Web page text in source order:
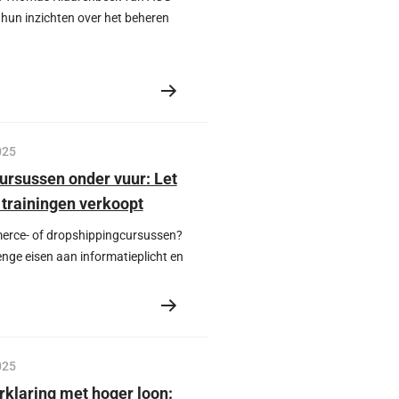
inzichten over het beheren
onder vuur: Let
verkoopt
of dropshippingcursussen?
eisen aan informatieplicht en
met hoger loon: